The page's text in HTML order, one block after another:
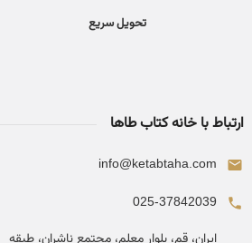
تحویل سریع
ارتباط با خانه کتاب طاها
info@ketabtaha.com
025-37842039